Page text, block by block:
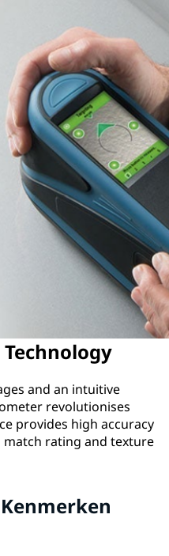
and an intuitive
revolutionises
provides high accuracy
match rating and texture
Kenmerken